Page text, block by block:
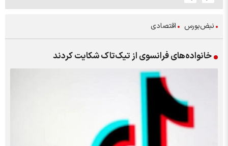
نبض‌بورس اقتصادی
خانواده‌های فرانسوی از تیک‌تاک شکایت کردند